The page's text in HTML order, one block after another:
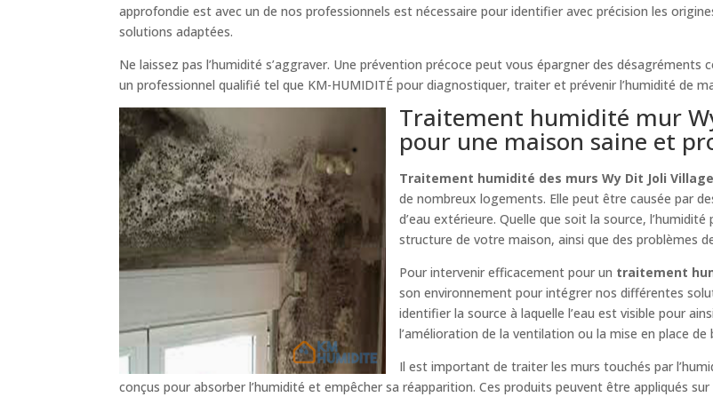
approfondie est avec un de nos professionnels est nécessaire pour identifier avec précision les
solutions adaptées.
Ne laissez pas l’humidité s’aggraver. Une prévention précoce peut vous épargner des
un professionnel qualifié tel que KM-HUMIDITÉ pour diagnostiquer, traiter et prévenir l’humidité de
Traitement humidité mur
pour une maison saine et
Traitement humidité des murs Wy Dit Joli Village
de nombreux logements. Elle peut être causée par
d’eau extérieure. Quelle que soit la source,
structure de votre maison, ainsi que des problèmes
Pour intervenir efficacement pour un traitement
son environnement pour intégrer nos différentes
identifier la source à laquelle l’eau est visible pour
l’amélioration de la ventilation ou la mise en place de
Il est important de traiter les murs touchés par
conçus pour absorber l’humidité et empêcher sa réapparition. Ces produits peuvent être appliqués